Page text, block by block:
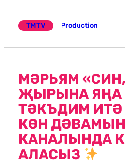
TMTV
Production
МӘРЬЯМ
ҖЫРЫНА ЯҢА
ТӘКЪДИМ ИТӘ
КӨН
КАНАЛЫНДА
АЛАСЫЗ